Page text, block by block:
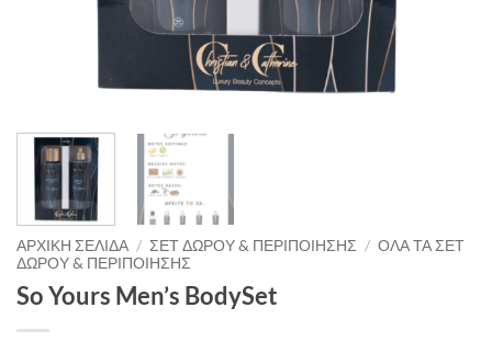
ΑΡΧΙΚΉ ΣΕΛΊΔΑ / ΣΕΤ ΔΏΡΟΥ & ΠΕΡΙΠΟΊΗΣΗΣ / ΌΛΑ ΤΑ ΣΕΤ
ΔΏΡΟΥ & ΠΕΡΙΠΟΊΗΣΗΣ
So Yours Men’s BodySet